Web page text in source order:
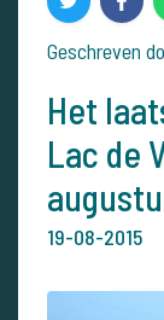
Geschreven
Het
Lac de
19-08-2015